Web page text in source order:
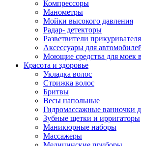
Компрессоры
Манометры
Мойки высокого давления
Радар- детекторы
Разветвители прикуривателя
Аксессуары для
Моющие средства для моек
Красота и здоровье
Укладка волос
Стрижка волос
Бритвы
Весы напольные
Гидромассажные ванночки
Зубные щетки и ирригаторы
Маникюрные наборы
Массажеры